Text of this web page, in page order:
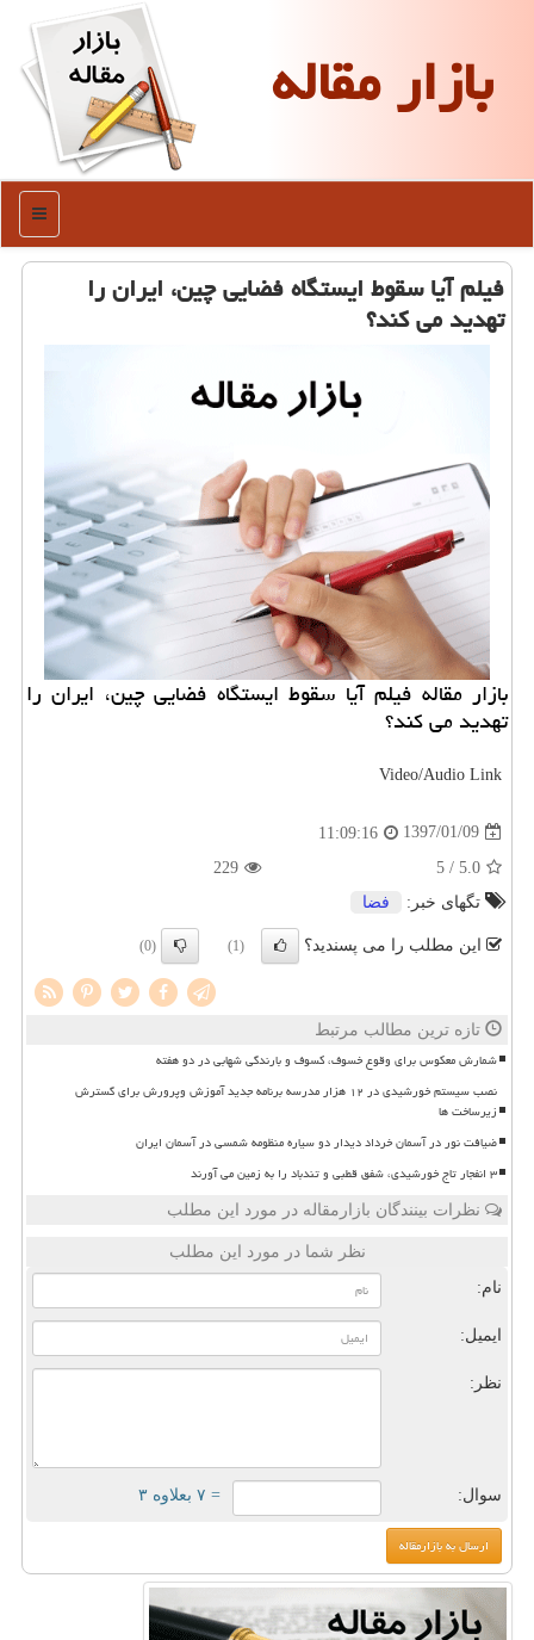
بازار مقاله
منو
فیلم آیا سقوط ایستگاه فضایی چین، ایران را
تهدید می كند؟
بازار مقاله فیلم آیا سقوط ایستگاه فضایی چین، ایران را
تهدید می كند؟
Video/Audio Link
1397/01/09
11:09:16
5.0
/ 5
229
تگهای خبر:
فضا
این مطلب را می پسندید؟ (1)
(0)
تازه ترین مطالب مرتبط
شمارش معکوس برای وقوع خسوف، کسوف و بارندگی شهابی در دو هفته
نصب سیستم خورشیدی در ۱۲ هزار مدرسه برنامه جدید آموزش وپرورش برای گسترش
زیرساخت ها
ضیافت نور در آسمان خرداد دیدار دو سیاره منظومه شمسی در آسمان ایران
۳ انفجار تاج خورشیدی، شفق قطبی و تندباد را به زمین می آورند
نظرات بینندگان بازارمقاله در مورد این مطلب
نظر شما در مورد این مطلب
نام:
ایمیل:
نظر:
سوال: = ۷ بعلاوه ۳